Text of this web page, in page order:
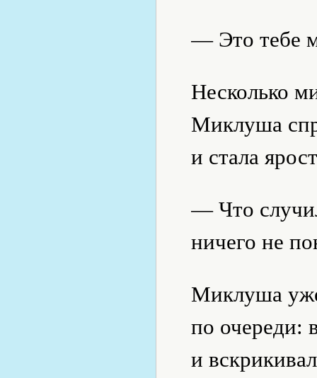
— Это тебе
Несколько
Миклуша
и стала
— Что
ничего не
Миклуша
по очереди:
и